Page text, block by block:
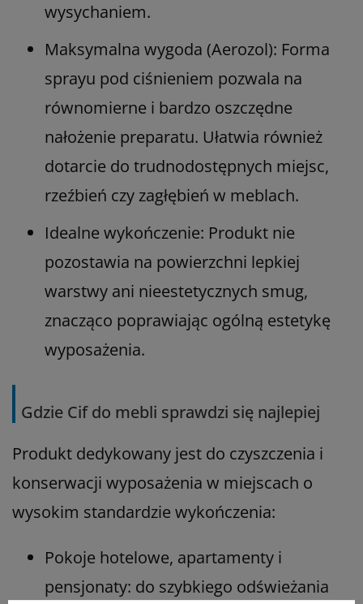
wysychaniem.
Maksymalna wygoda (Aerozol): Forma
sprayu pod ciśnieniem pozwala na
równomierne i bardzo oszczędne
nałożenie preparatu. Ułatwia również
dotarcie do trudnodostępnych miejsc,
rzeźbień czy zagłębień w meblach.
Idealne wykończenie: Produkt nie
pozostawia na powierzchni lepkiej
warstwy ani nieestetycznych smug,
znacząco poprawiając ogólną estetykę
wyposażenia.
Gdzie Cif do mebli sprawdzi się najlepiej
Produkt dedykowany jest do czyszczenia i
konserwacji wyposażenia w miejscach o
wysokim standardzie wykończenia:
Pokoje hotelowe, apartamenty i
pensjonaty: do szybkiego odświeżania